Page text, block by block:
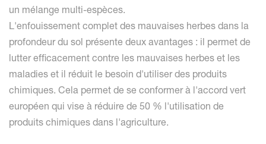
un mélange multi-espèces.
L'enfouissement complet des mauvaises herbes dans la
profondeur du sol présente deux avantages : il permet de
lutter efficacement contre les mauvaises herbes et les
maladies et il réduit le besoin d'utiliser des produits
chimiques. Cela permet de se conformer à l'accord vert
européen qui vise à réduire de 50 % l'utilisation de
produits chimiques dans l'agriculture.